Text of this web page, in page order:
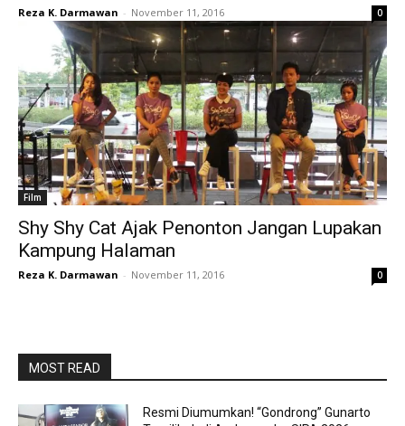
Reza K. Darmawan - November 11, 2016 0
Film
Shy Shy Cat Ajak Penonton Jangan Lupakan
Kampung Halaman
Reza K. Darmawan - November 11, 2016 0
MOST READ
Resmi Diumumkan! “Gondrong” Gunarto